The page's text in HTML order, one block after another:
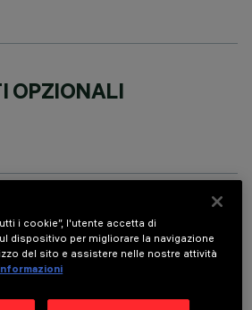
OPZIONALI
06/08/2026
i cookie”, l'utente accetta di
dispositivo per migliorare la navigazione
del sito e assistere nelle nostre attività